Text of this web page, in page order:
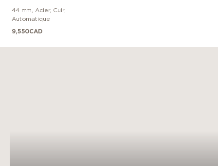
44 mm Acier, Cuir,
Automatique
9,550CAD